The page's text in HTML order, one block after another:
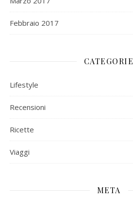
Febbraio 2017
CATEGORIE
Lifestyle
Recensioni
Ricette
Viaggi
META